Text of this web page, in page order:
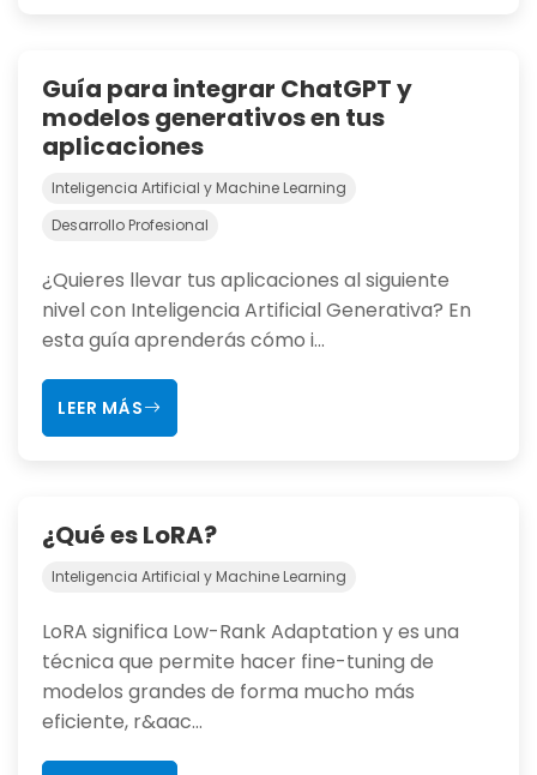
Guía para integrar ChatGPT y
modelos generativos en tus
aplicaciones
Inteligencia Artificial y Machine Learning
Desarrollo Profesional
¿Quieres llevar tus aplicaciones al siguiente
nivel con Inteligencia Artificial Generativa? En
esta guía aprenderás cómo i...
LEER MÁS
¿Qué es LoRA?
Inteligencia Artificial y Machine Learning
LoRA significa Low-Rank Adaptation y es una
técnica que permite hacer fine-tuning de
modelos grandes de forma mucho más
eficiente, r&aac...